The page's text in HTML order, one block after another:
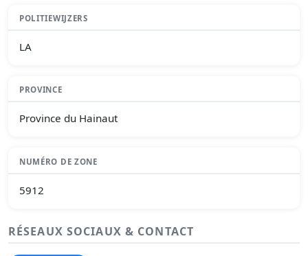
POLITIEWIJZERS
LA
PROVINCE
Province du Hainaut
NUMÉRO DE ZONE
5912
RÉSEAUX SOCIAUX & CONTACT